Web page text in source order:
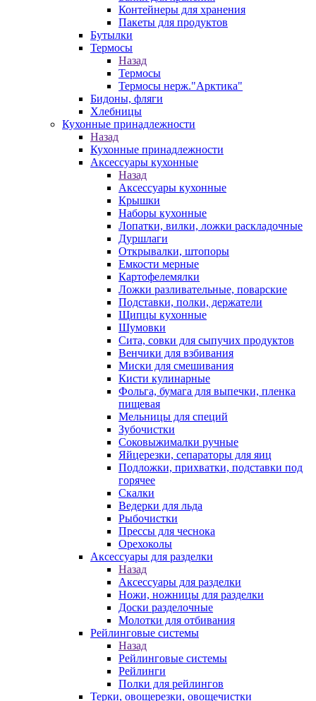
Контейнеры для хранения
Пакеты для продуктов
Бутылки
Термосы
Назад
Термосы
Термосы нерж."Арктика"
Бидоны, фляги
Хлебницы
Кухонные принадлежности
Назад
Кухонные принадлежности
Аксессуары кухонные
Назад
Аксессуары кухонные
Крышки
Наборы кухонные
Лопатки, вилки, ложки раскладочные
Дуршлаги
Открывалки, штопоры
Емкости мерные
Картофелемялки
Ложки разливательные, поварские
Подставки, полки, держатели
Щипцы кухонные
Шумовки
Сита, совки для сыпучих продуктов
Венчики для взбивания
Миски для смешивания
Кисти кулинарные
Фольга, бумага для выпечки, пленка
пищевая
Мельницы для специй
Зубочистки
Соковыжималки ручные
Яйцерезки, сепараторы для яиц
Подложки, прихватки, подставки под
горячее
Скалки
Ведерки для льда
Рыбочистки
Прессы для чеснока
Орехоколы
Аксессуары для разделки
Назад
Аксессуары для разделки
Ножи, ножницы для разделки
Доски разделочные
Молотки для отбивания
Рейлинговые системы
Назад
Рейлинговые системы
Рейлинги
Полки для рейлингов
Терки, овощерезки, овощечистки